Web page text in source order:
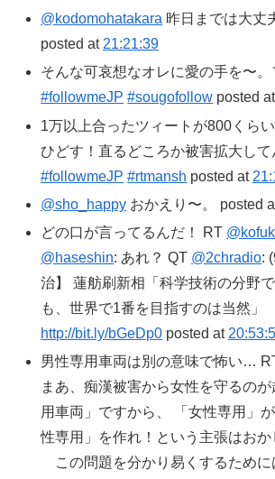
@kodomohatakara 昨日までは大丈
posted at 21:21:39
そんな可哀想なオレに愛の手を〜。
#followmeJP #sougofollow posted
1万以上合ったツィートが800くら
ひどす！直るどころか被害拡大して
#followmeJP #rtmansh posted at
@sho_happy おかえり〜。 posted
どの口が言ってるんだ！ RT
@haseshin: あれ？ QT @2chradio:
治】 蓮舫刷新相「科学技術の分野
も、世界で1番を目指すのは当然」
http://bit.ly/bGeDp0 posted at
男性専用車両は別の意味で怖い…
まあ、痴漢被害から女性を守るの
用車両」ですから、 「女性専用」
性専用」を作れ！という主張はおか
この問題を分かり易くするために